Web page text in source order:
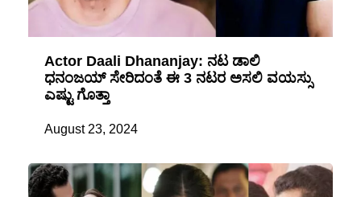
Actor Daali Dhananjay: ನಟ ಡಾಲಿ
ಧನಂಜಯ್ ಸೇರಿದಂತೆ ಈ 3 ನಟರ ಅಸಲಿ ವಯಸ್ಸು
ಎಷ್ಟು ಗೊತ್ತಾ
August 23, 2024